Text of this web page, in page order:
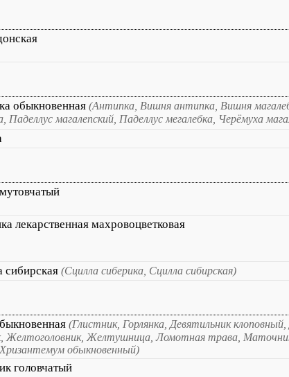
обыкновенная (Антипка, Вишня антипка, Вишня
Паделлус магалепский, Паделлус мегалебка, Черёмуха
лекарственная махровоцветковая
сибирская (Сцилла сиберика, Сцилла сибирская)
(Глистник, Горлянка, Девятильник клоповный,
Желтоголовник, Желтушница, Ломотная трава,
обыкновенный)
головчатый